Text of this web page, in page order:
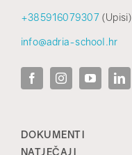
+385916079307(Upisi)
info@adria-school.hr
DOKUMENTI
NATJEČAJI